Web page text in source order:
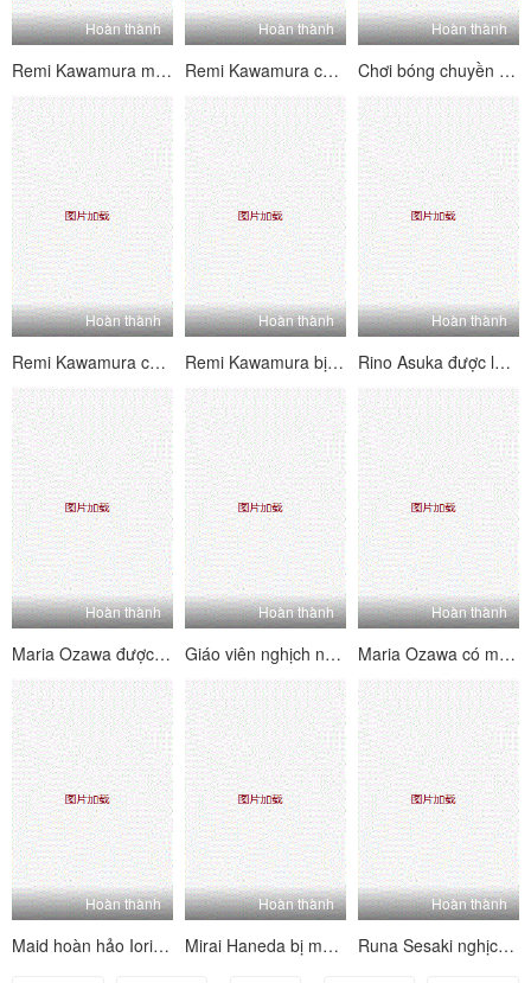
Hoàn thành
Remi Kawamura mút gà trong nhà vệ sinh công cộng
Hoàn thành
Remi Kawamura cố gắng dọn dẹp nhưng cuối cùng đã thống trị
Hoàn thành
Chơi bóng chuyền biến thành cặc sút và bị đụ trên bãi biển
Hoàn thành
Remi Kawamura cums trong khi những kẻ bắt giữ cô ấy kích thích khe của cô ấy với máy rung
Hoàn thành
Remi Kawamura bị trừng phạt và tràn đầy với Cum
Hoàn thành
Rino Asuka được làm sạch với vòi nước và kiêm
Hoàn thành
Maria Ozawa được lấp đầy với một vòi nước nhói trên bộ
Hoàn thành
Giáo viên nghịch ngợm Jun Kusanagi nếm một con gà trống tuổi teen nhói
Hoàn thành
Maria Ozawa có một cuộc phỏng vấn họ thủ dâm Muff mềm mại của cô ấy
Hoàn thành
Maid hoàn hảo Iori Mizuki được giao trong thư để làm hài lòng Master của mình
Hoàn thành
Mirai Haneda bị một con gà trống nhói trong tất cả các lỗ dính của cô ấy
Hoàn thành
Runa Sesaki nghịch ngợm bắt đầu thủ dâm miff lông của cô ấy trong bồn tắm